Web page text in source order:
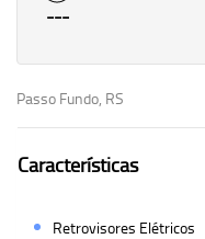
---
Passo Fundo, RS
Características
Retrovisores Elétricos